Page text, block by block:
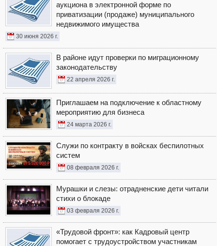
аукциона в электронной форме по
приватизации (продаже) муниципального
недвижимого имущества
30 июня 2026 г.
В районе идут проверки по миграционному
законодательству
22 апреля 2026 г.
Приглашаем на подключение к областному
мероприятию для бизнеса
24 марта 2026 г.
Служи по контракту в войсках беспилотных
систем
08 февраля 2026 г.
Мурашки и слезы: отрадненские дети читали
стихи о блокаде
03 февраля 2026 г.
«Трудовой фронт»: как Кадровый центр
помогает с трудоустройством участникам